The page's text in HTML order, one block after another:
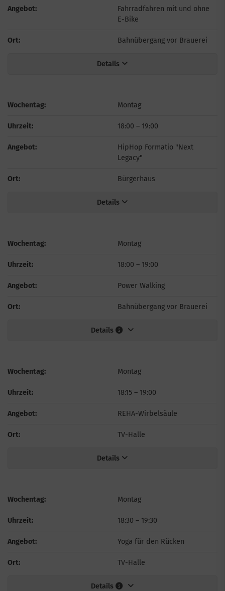
Angebot:
Fahrradfahren mit und ohne
E-Bike
Ort: Bahnübergang vor Brauerei
Details
Wochentag: Montag
Uhrzeit: 18:00 – 19:00
Angebot:
HipHop Formatio "Next
Legacy"
Ort: Bürgerhaus
Details
Wochentag: Montag
Uhrzeit: 18:00 – 19:00
Angebot: Power Walking
Ort: Bahnübergang vor Brauerei
Details
Wochentag: Montag
Uhrzeit: 18:15 – 19:00
Angebot: REHA-Wirbelsäule
Ort: TV-Halle
Details
Wochentag: Montag
Uhrzeit: 18:30 – 19:30
Angebot: Yoga für den Rücken
Ort: TV-Halle
Details